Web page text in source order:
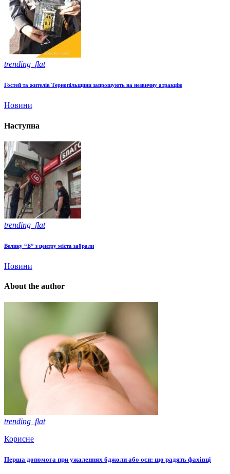
trending_flat
Гостей та жителів Тернопільщини запрошують на незвичну атракцію
Новини
Наступна
trending_flat
Велику “Б” з центру міста забрали
Новини
About the author
trending_flat
Корисне
Перша допомога при ужаленнях бджоли або оси: що радять фахівці